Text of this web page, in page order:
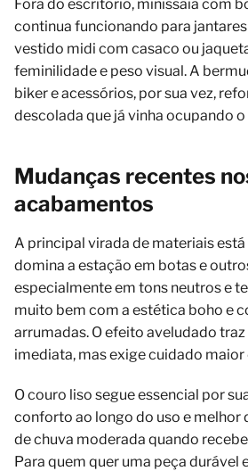
Fora do escritório, minissaia com
continua funcionando para
vestido midi com casaco ou
feminilidade e peso visual. A
biker e acessórios, por sua vez,
descolada que já vinha ocupando
Mudanças recentes
acabamentos
A principal virada de materiais está
domina a estação em botas e
especialmente em tons neutros e
muito bem com a estética boho e
arrumadas. O efeito aveludado
imediata, mas exige cuidado maior
O couro liso segue essencial por
conforto ao longo do uso e melhor
de chuva moderada quando
Para quem quer uma peça durável